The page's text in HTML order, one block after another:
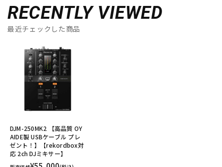
RECENTLY VIEWED
最近チェックした商品
DJM-250MK2 【高品質 OY
AIDE製 USBケーブル プレ
ゼント！】【rekordbox対
応 2ch DJミキサー】